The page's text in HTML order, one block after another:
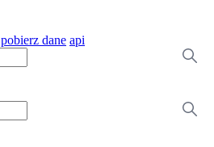
pobierz dane api